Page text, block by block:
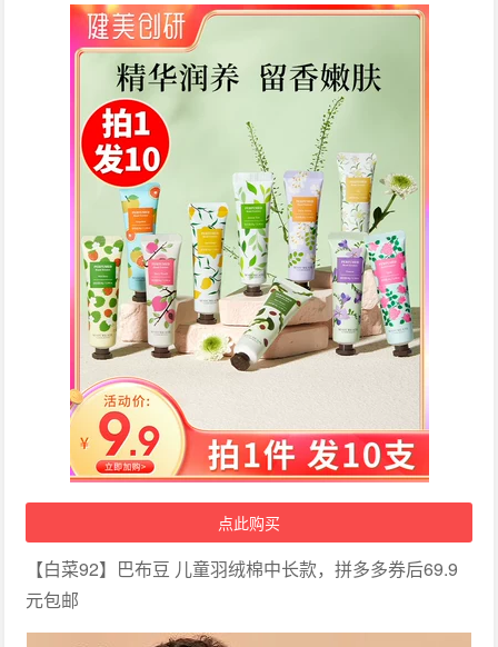
点此购买
【白菜92】巴布豆 儿童羽绒棉中长款，拼多多券后69.9
元包邮